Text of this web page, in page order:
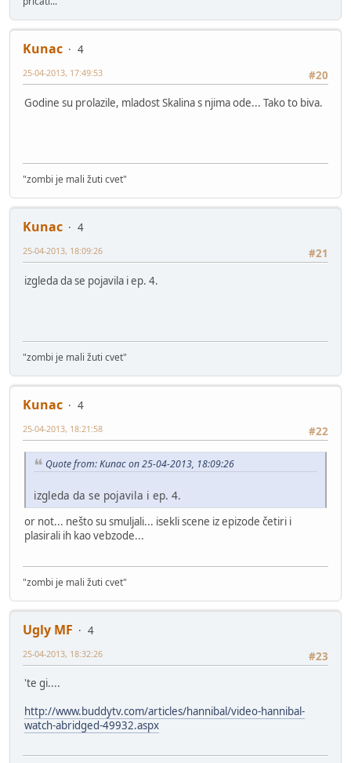
Kunac
4
#20
25-04-2013, 17:49:53
Godine su prolazile, mladost Skalina s njima ode... Tako to biva.
"zombi je mali žuti cvet"
Kunac
4
#21
25-04-2013, 18:09:26
izgleda da se pojavila i ep. 4.
"zombi je mali žuti cvet"
Kunac
4
#22
25-04-2013, 18:21:58
Quote from: Kunac on 25-04-2013, 18:09:26
izgleda da se pojavila i ep. 4.
or not... nešto su smuljali... isekli scene iz epizode četiri i
plasirali ih kao vebzode...
"zombi je mali žuti cvet"
Ugly MF
4
#23
25-04-2013, 18:32:26
'te gi....
http://www.buddytv.com/articles/hannibal/video-hannibal-
watch-abridged-49932.aspx